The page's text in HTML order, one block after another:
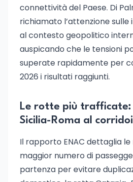
connettività del Paese. Di
richiamato l’attenzione
al contesto geopolitico
auspicando che le tensioni
superate rapidamente per
2026 i risultati raggiunti.
Le rotte più
Sicilia-Roma al
Il rapporto ENAC dettaglia
maggior numero di
partenza per evitare